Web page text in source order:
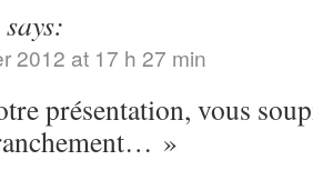
says:
2012 at 17 h 27 min
présentation, vous
»